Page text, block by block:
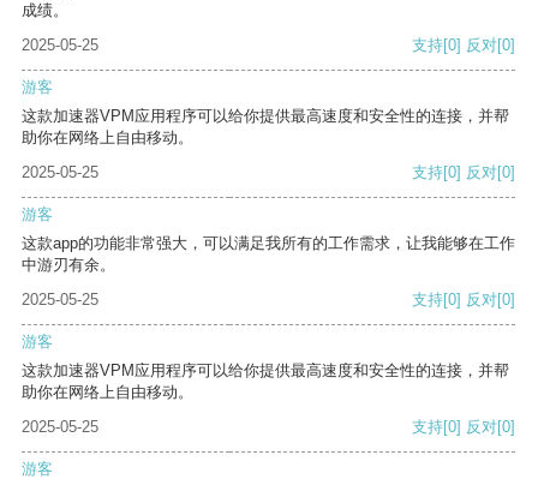
成绩。
2025-05-25
支持[0] 反对[0]
游客
这款加速器VPM应用程序可以给你提供最高速度和安全性的连接，并帮
助你在网络上自由移动。
2025-05-25
支持[0] 反对[0]
游客
这款app的功能非常强大，可以满足我所有的工作需求，让我能够在工作
中游刃有余。
2025-05-25
支持[0] 反对[0]
游客
这款加速器VPM应用程序可以给你提供最高速度和安全性的连接，并帮
助你在网络上自由移动。
2025-05-25
支持[0] 反对[0]
游客